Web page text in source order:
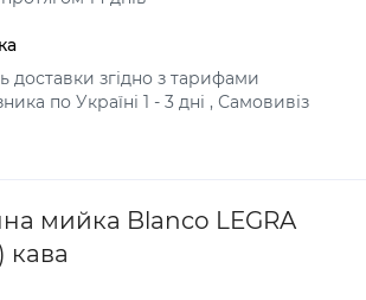
доставки згідно з тарифами
по Україні 1 - 3 дні , Самовивіз
мийка Blanco LEGRA
кава